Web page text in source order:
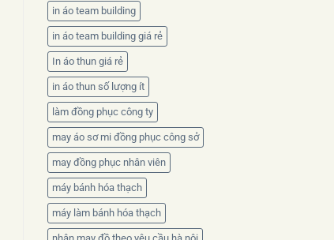
in áo team building
in áo team building giá rẻ
In áo thun giá rẻ
in áo thun số lượng ít
làm đồng phục công ty
may áo sơ mi đồng phục công sở
may đồng phục nhân viên
máy bánh hóa thạch
máy làm bánh hóa thạch